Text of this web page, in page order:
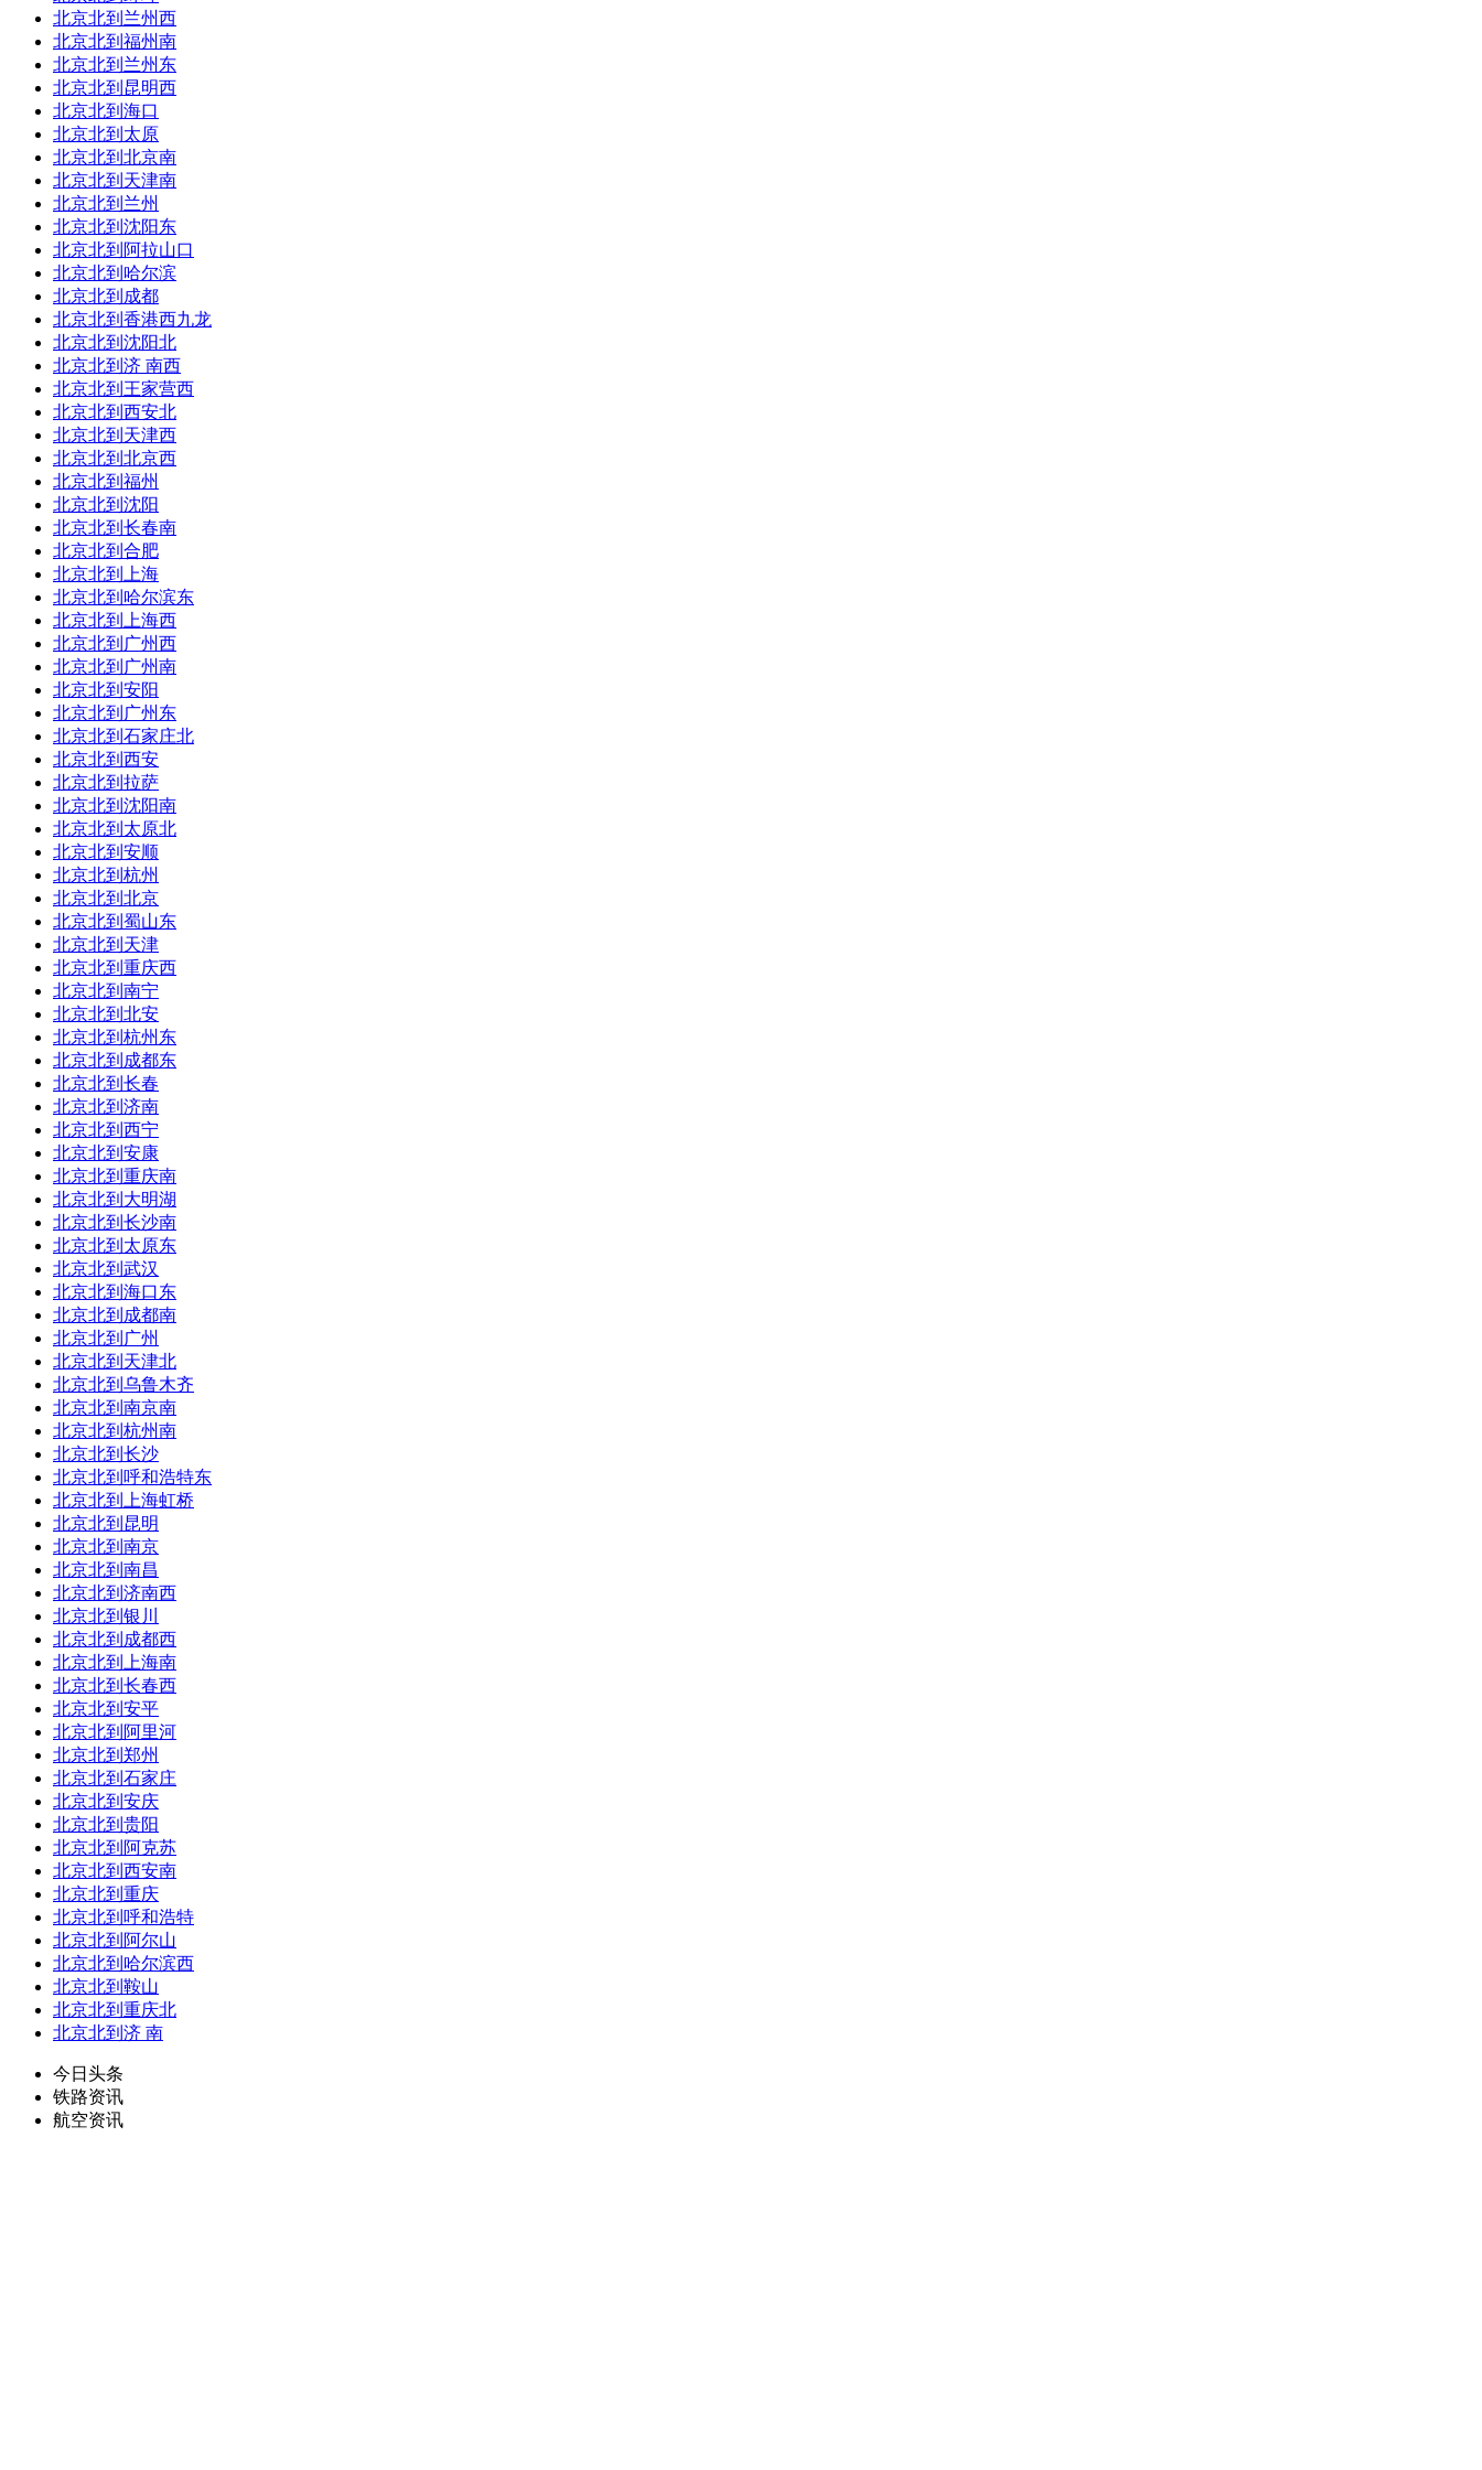
到达站：过到达时间:16:19
耗时：00:19总里程：26公里
订票平台：
7 直达：
车次/车型：g7310
发车站：始杭州
到达站：过到达时间:11:19
耗时：00:19总里程：26公里
订票平台：
8直达：
车次/车型：g7382
发车站：始杭州
到达站：过到达时间:10:40
耗时：00:26总里程：26公里
订票平台：
9直达：
车次/车型：g7304
发车站：始杭州
到达站：过到达时间:08:26
耗时：00:26总里程：26公里
订票平台：
10直达：
车次/车型：动车组
发车站：过杭州
到达站： 过到达时间:20:53
耗时：00:19总里程：193公里
订票平台：
北京北到兰州西
北京北到福州南
北京北到兰州东
北京北到昆明西
北京北到海口
北京北到太原
北京北到北京南
北京北到天津南
北京北到兰州
北京北到沈阳东
北京北到阿拉山口
北京北到哈尔滨
北京北到成都
北京北到香港西九龙
北京北到沈阳北
北京北到济 南西
北京北到王家营西
北京北到西安北
北京北到天津西
北京北到北京西
北京北到福州
北京北到沈阳
北京北到长春南
北京北到合肥
北京北到上海
北京北到哈尔滨东
北京北到上海西
北京北到广州西
北京北到广州南
北京北到安阳
北京北到广州东
北京北到石家庄北
北京北到西安
北京北到拉萨
北京北到沈阳南
北京北到太原北
北京北到安顺
北京北到杭州
北京北到北京
北京北到蜀山东
北京北到天津
北京北到重庆西
北京北到南宁
北京北到北安
北京北到杭州东
北京北到成都东
北京北到长春
北京北到济南
北京北到西宁
北京北到安康
北京北到重庆南
北京北到大明湖
北京北到长沙南
北京北到太原东
北京北到武汉
北京北到海口东
北京北到成都南
北京北到广州
北京北到天津北
北京北到乌鲁木齐
北京北到南京南
北京北到杭州南
北京北到长沙
北京北到呼和浩特东
北京北到上海虹桥
北京北到昆明
北京北到南京
北京北到南昌
北京北到济南西
北京北到银川
北京北到成都西
北京北到上海南
北京北到长春西
北京北到安平
北京北到阿里河
北京北到郑州
北京北到石家庄
北京北到安庆
北京北到贵阳
北京北到阿克苏
北京北到西安南
北京北到重庆
北京北到呼和浩特
北京北到阿尔山
北京北到哈尔滨西
北京北到鞍山
北京北到重庆北
北京北到济 南
今日头条
铁路资讯
航空资讯